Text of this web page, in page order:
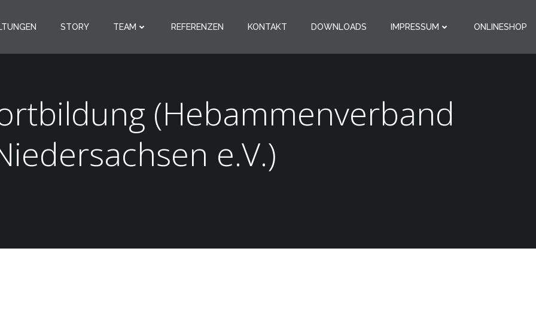
STORY TEAM REFERENZEN KONTAKT DOWNLOADS IMPRESSUM ONLINESHOP
(Hebammenverband
e.V.)